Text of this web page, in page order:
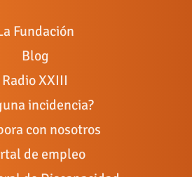
Fundación
Blog
Radio XXIII
incidencia?
con nosotros
de empleo